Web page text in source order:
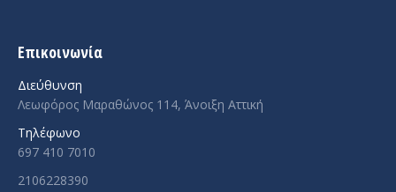
Επικοινωνία
Διεύθυνση
Λεωφόρος Μαραθώνος 114, Άνοιξη Αττική
Τηλέφωνο
697 410 7010
2106228390